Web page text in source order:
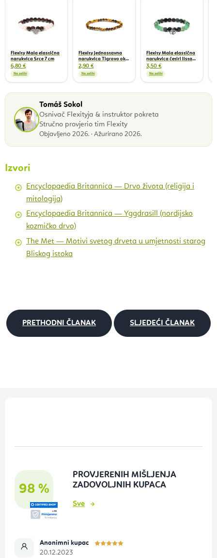
Flexity Mala elastična
narukvica Srce 7 cm
6,80 €
Na zalihi
Flexity jednostavna
narukvica Tigrovo oko
4 mm
2,90 €
Na zalihi
Flexity Mala elastična
narukvica četiri lista
zelena 7 cm
3,50 €
Na zalihi
Tomáš Sokol
Osnivač Flexityja & instruktor pokreta
Stručno provjerio tim Flexity
Objavljeno 2026. · Ažurirano 2026.
Izvori
Encyclopaedia Britannica — Drvo života (religija i
mitologija)
Encyclopaedia Britannica — Yggdrasill (nordijsko
kozmičko drvo)
The Met — Motivi svetog drveta u umjetnosti starog
Bliskog istoka
PRETHODNI ČLANAK SLJEDEĆI ČLANAK
98 %
PROVJERENIH MIŠLJENJA
ZADOVOLJNIH KUPACA
Sve
Anonimni kupac
20.12.2023